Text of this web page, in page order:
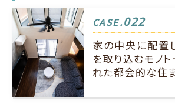
CASE.022
家の中央に配置
を取り込むモノ
れた都会的な住